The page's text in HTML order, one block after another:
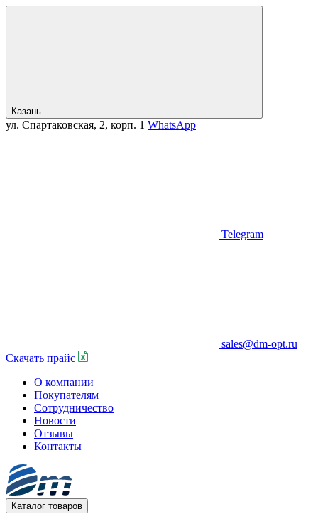
Казань
ул. Спартаковская, 2, корп. 1 WhatsApp
Telegram
sales@dm-opt.ru
Скачать прайс
О компании
Покупателям
Сотрудничество
Новости
Отзывы
Контакты
Каталог товаров